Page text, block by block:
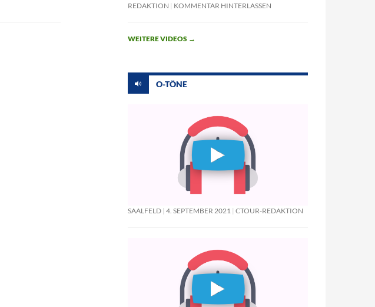
REDAKTION
KOMMENTAR HINTERLASSEN
WEITERE VIDEOS →
O-TÖNE
SAALFELD 4. SEPTEMBER 2021 CTOUR-REDAKTION